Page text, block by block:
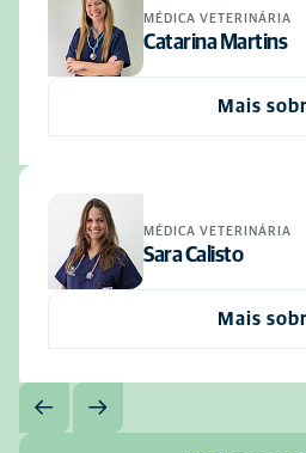
MÉDICA VETERINÁRIA
Catarina Martins
Mais
MÉDICA VETERINÁRIA
Sara Calisto
Mais